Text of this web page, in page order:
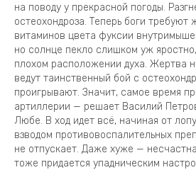
на поводу у прекрасной погоды.
остеохондроза. Теперь боги
витаминов цвета фуксии
но солнце пекло слишком уж
плохом расположении духа. Жертва
ведут таинственный бой с
проигрывают. Значит, самое время
артиллерии — решает Василий
Любе. В ход идет всё, начиная от
взводом противовоспалительных
не отпускает. Даже хуже —
тоже придается упадническим